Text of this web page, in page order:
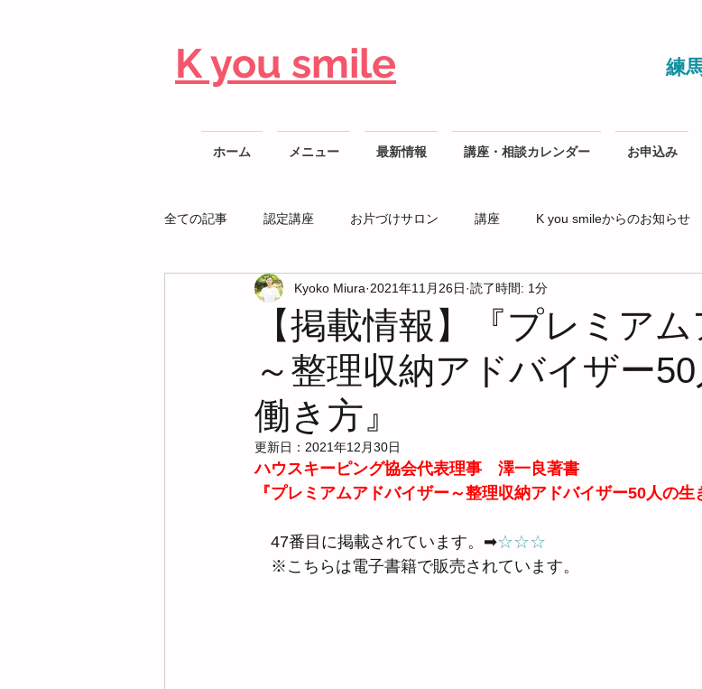
K you smile 練
ホーム メニュー 最新情報 講座・相談カレンダー お申込み
全ての記事 認定講座 お片づけサロン 講座 K you smileからのお知らせ
整理収納AD勉強会
【掲載情報】『プレミア
～整理収納アドバイザー50
働き方』
Kyoko Miura 2021年11月26日 読了時間: 1分
更新日： 2021年12月30日
ハウスキーピング協会代表理事　澤一良著書
『プレミアムアドバイザー～整理収納アドバイザー50人の生
47番目に掲載されています。➡☆☆☆
※こちらは電子書籍で販売されています。